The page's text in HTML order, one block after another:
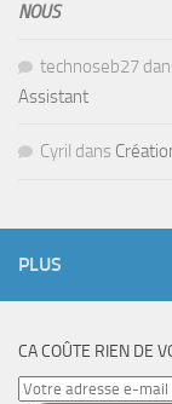
NOUS
technoseb27
Assistant
Cyril dans
PLUS
CA COÛTE RIEN DE
Votre